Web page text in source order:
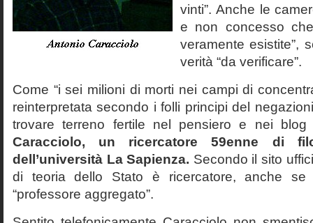
vinti”. Anche le
e non concesso
veramente esistite”,
verità “da verificare”.
Come “i sei milioni di morti nei campi di
reinterpretata secondo i folli principi del
trovare terreno fertile nel pensiero e nei
Caracciolo, un ricercatore 59enne di
dell’università La Sapienza. Secondo il sito
di teoria dello Stato è ricercatore, anche
“professore aggregato”.